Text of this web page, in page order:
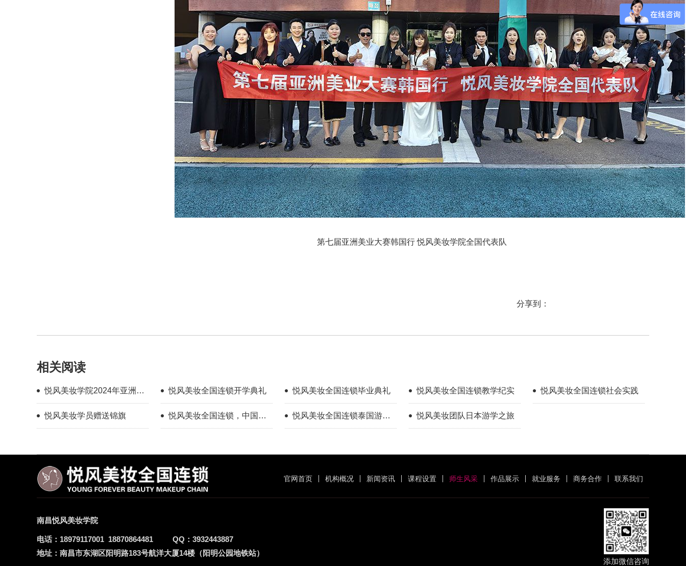
第七届亚洲美业大赛韩国行 悦风美妆学院全国代表队
分享到：
相关阅读
悦风美妆学院2024年亚洲美
业大赛韩国行
悦风美妆全国连锁开学典礼 悦风美妆全国连锁毕业典礼 悦风美妆全国连锁教学纪实 悦风美妆全国连锁社会实践
悦风美妆学员赠送锦旗
悦风美妆全国连锁，中国美
业教育新一代引航者
悦风美妆全国连锁泰国游学
之旅
悦风美妆团队日本游学之旅
官网首页 机构概况 新闻资讯 课程设置 师生风采 作品展示 就业服务 商务合作 联系我们
南昌悦风美妆学院
电话： 18979117001 18870864481 QQ： 3932443887
地址： 南昌市东湖区阳明路183号航洋大厦14楼（阳明公园地铁站）
添加微信咨询